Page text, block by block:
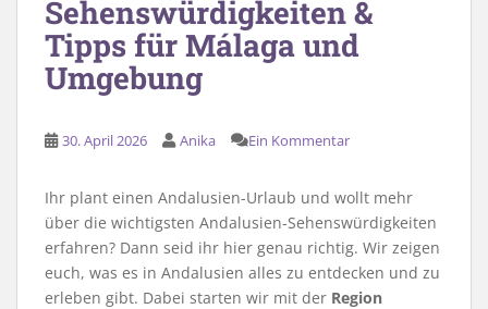
Sehenswürdigkeiten &
Tipps für Málaga und
Umgebung
30. April 2026 Anika Ein Kommentar
Ihr plant einen Andalusien-Urlaub und wollt mehr
über die wichtigsten Andalusien-Sehenswürdigkeiten
erfahren? Dann seid ihr hier genau richtig. Wir zeigen
euch, was es in Andalusien alles zu entdecken und zu
erleben gibt. Dabei starten wir mit der Region